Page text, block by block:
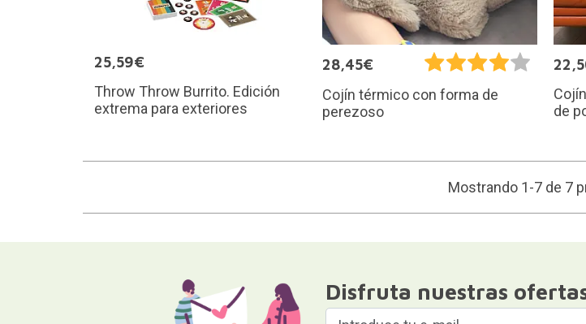
25,59€
Throw Throw Burrito. Edición
extrema para exteriores
28,45€
Cojín térmico con forma de
perezoso
de
Mostrando 1-7 de 7
Disfruta nuestras